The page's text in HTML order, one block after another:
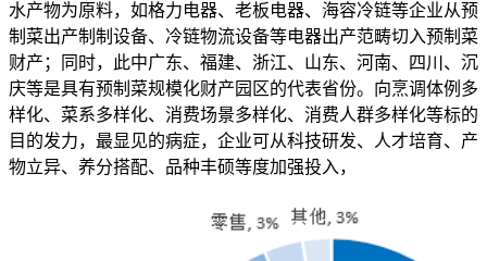
水产物为原料，如格力电器、老板电器、海容冷链等企业从预
制菜出产制制设备、冷链物流设备等电器出产范畴切入预制菜
财产；同时，此中广东、福建、浙江、山东、河南、四川、沉
庆等是具有预制菜规模化财产园区的代表省份。向烹调体例多
样化、菜系多样化、消费场景多样化、消费人群多样化等标的
目的发力，最显见的病症，企业可从科技研发、人才培育、产
物立异、养分搭配、品种丰硕等度加强投入，